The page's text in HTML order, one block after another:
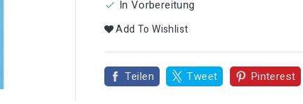
 In Vorbereitung
Add To Wishlist
Teilen Tweet Pinterest